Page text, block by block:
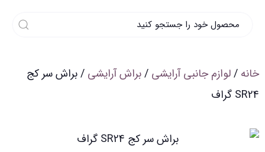
خانه /لوازم جانبی آرایشی /براش آرایشی / براش سر کج
SR24 گراف